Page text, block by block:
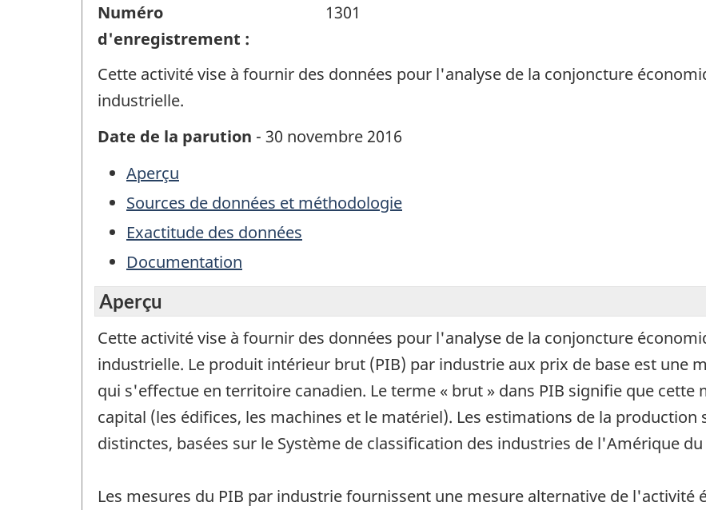
Numéro
d'enregistrement :
1301
Cette activité vise à fournir des données pour l'analyse de la conjoncture
industrielle.
Date de la parution - 30 novembre 2016
Aperçu
Sources de données et méthodologie
Exactitude des données
Documentation
Aperçu
Cette activité vise à fournir des données pour l'analyse de la conjoncture
industrielle. Le produit intérieur brut (PIB) par industrie aux prix de base est une
qui s'effectue en territoire canadien. Le terme « brut » dans PIB signifie que cette
capital (les édifices, les machines et le matériel). Les estimations de la
distinctes, basées sur le Système de classification des industries de l'Amérique du
Les mesures du PIB par industrie fournissent une mesure alternative de